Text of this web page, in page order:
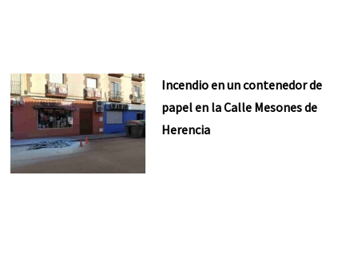
Incendio en un contenedor de
papel en la Calle Mesones de
Herencia